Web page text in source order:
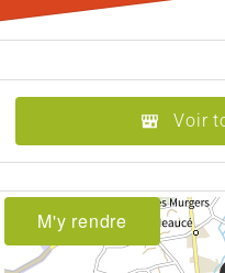
Voir
M'y rendre